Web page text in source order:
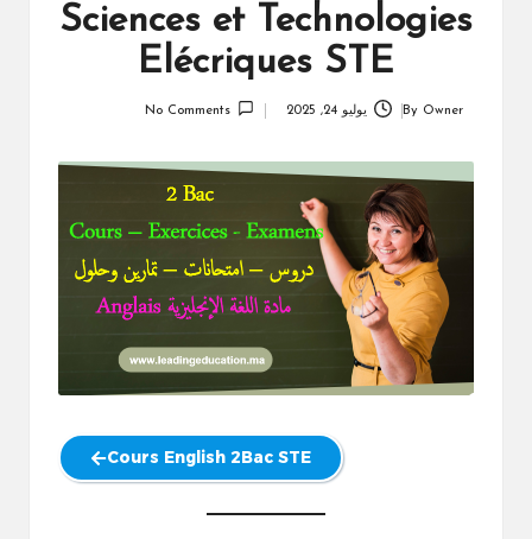
Sciences et Technologies
Elécriques STE
By Owner يوليو 24, 2025 No Comments
Cours English 2Bac STE